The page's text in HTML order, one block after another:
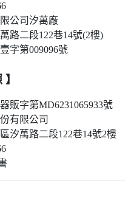
公司汐萬廠
路二段122巷14號(2樓)
字第009096號
販字第MD6231065933號
有限公司
汐萬路二段122巷14號2樓